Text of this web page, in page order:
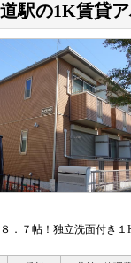
駅の1K賃貸ア
．７帖！独立洗面付き